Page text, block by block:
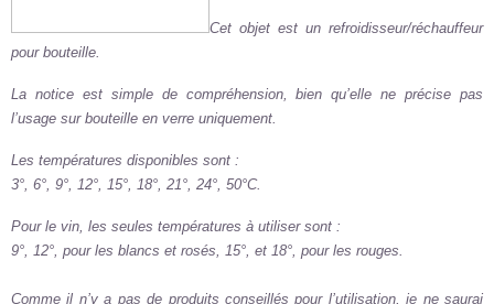
Cet objet est un refroidisseur/réchauffeur
pour bouteille.
La notice est simple de compréhension, bien qu’elle ne précise pas
l’usage sur bouteille en verre uniquement.
Les températures disponibles sont :
3°, 6°, 9°, 12°, 15°, 18°, 21°, 24°, 50°C.
Pour le vin, les seules températures à utiliser sont :
9°, 12°, pour les blancs et rosés, 15°, et 18°, pour les rouges.
Comme il n’y a pas de produits conseillés pour l’utilisation, je ne saurai